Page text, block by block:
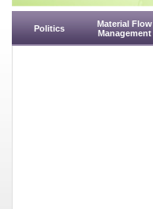
Politics
Material Flow
Management